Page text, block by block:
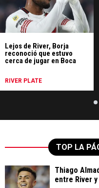
Lejos de River, Borja
reconoció que estuvo
cerca de jugar en Boca
RIVER PLATE
TOP LA
Thiago
entre River